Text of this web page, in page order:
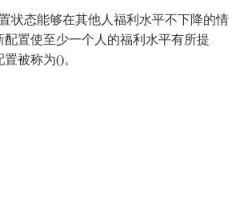
状态能够在其他人福利水平不下降的情
配置使至少一个人的福利水平有所提
被称为()。